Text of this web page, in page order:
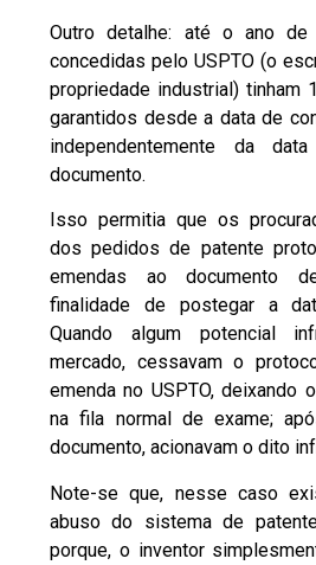
Outro detalhe: até o ano
concedidas pelo USPTO (o
propriedade industrial) tinham
garantidos desde a data de
independentemente da
documento.
Isso permitia que os
dos pedidos de patente
emendas ao documento
finalidade de postegar a
Quando algum potencial
mercado, cessavam o
emenda no USPTO, deixando
na fila normal de exame;
documento, acionavam o dito
Note-se que, nesse caso
abuso do sistema de
porque, o inventor